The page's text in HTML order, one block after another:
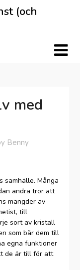
(och
med
Benny
samhälle. Många
andra tror att
mängder av
till
sort av kristall
som bär dem till
egna funktioner
de är till för att